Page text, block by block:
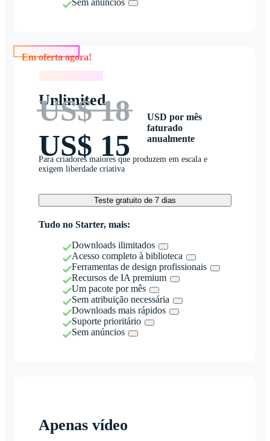
Sem anúncios
Unlimited
US$ 18
US$ 15
USD por mês
faturado
anualmente
Para criadores maiores que produzem em escala e
exigem liberdade criativa
Teste gratuito de 7 dias
Tudo no Starter, mais:
Downloads ilimitados
Acesso completo à biblioteca
Ferramentas de design profissionais
Recursos de IA premium
Um pacote por mês
Sem atribuição necessária
Downloads mais rápidos
Suporte prioritário
Sem anúncios
Apenas vídeo